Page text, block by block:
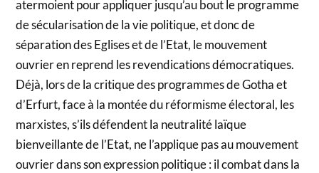
atermoient pour appliquer jusqu’au bout le programme
de sécularisation de la vie politique, et donc de
séparation des Eglises et de l’Etat, le mouvement
ouvrier en reprend les revendications démocratiques.
Déjà, lors de la critique des programmes de Gotha et
d’Erfurt, face à la montée du réformisme électoral, les
marxistes, s’ils défendent la neutralité laïque
bienveillante de l’Etat, ne l’applique pas au mouvement
ouvrier dans son expression politique : il combat dans la